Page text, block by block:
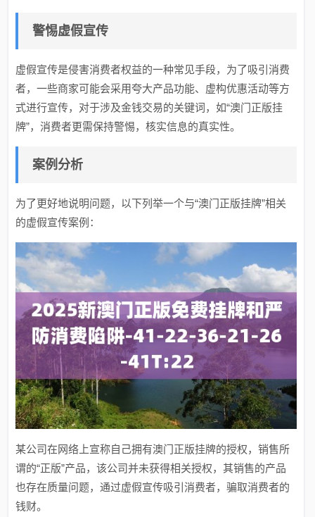
警惕虚假宣传
虚假宣传是侵害消费者权益的一种常见手段，为了吸引消费
者，一些商家可能会采用夸大产品功能、虚构优惠活动等方
式进行宣传，对于涉及金钱交易的关键词，如“澳门正版挂
牌”，消费者更需保持警惕，核实信息的真实性。
案例分析
为了更好地说明问题，以下列举一个与“澳门正版挂牌”相关
的虚假宣传案例：
某公司在网络上宣称自己拥有澳门正版挂牌的授权，销售所
谓的“正版”产品，该公司并未获得相关授权，其销售的产品
也存在质量问题，通过虚假宣传吸引消费者，骗取消费者的
钱财。